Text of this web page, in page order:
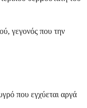
γεγονός που την
που εγχύεται αργά